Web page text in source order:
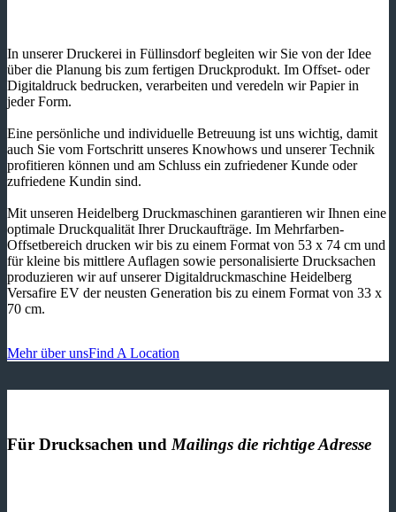
In unserer Druckerei in Füllinsdorf begleiten wir Sie von der Idee
über die Planung bis zum fertigen Druckprodukt. Im Offset- oder
Digitaldruck bedrucken, verarbeiten und veredeln wir Papier in
jeder Form.
Eine persönliche und individuelle Betreuung ist uns wichtig, damit
auch Sie vom Fortschritt unseres Knowhows und unserer Technik
profitieren können und am Schluss ein zufriedener Kunde oder
zufriedene Kundin sind.
Mit unseren Heidelberg Druckmaschinen garantieren wir Ihnen eine
optimale Druckqualität Ihrer Druckaufträge. Im Mehrfarben-
Offsetbereich drucken wir bis zu einem Format von 53 x 74 cm und
für kleine bis mittlere Auflagen sowie personalisierte Drucksachen
produzieren wir auf unserer Digitaldruckmaschine Heidelberg
Versafire EV der neusten Generation bis zu einem Format von 33 x
70 cm.
Mehr über unsFind A Location
Für Drucksachen und Mailings die richtige Adresse